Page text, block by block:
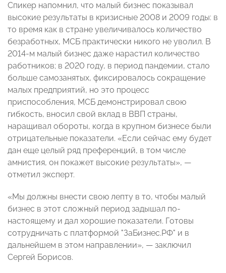
Спикер напомнил, что малый бизнес показывал
высокие результаты в кризисные 2008 и 2009 годы: в
то время как в стране увеличивалось количество
безработных, МСБ практически никого не уволил. В
2014-м малый бизнес даже нарастил количество
работников; в 2020 году, в период пандемии, стало
больше самозанятых, фиксировалось сокращение
малых предприятий, но это процесс
приспособления, МСБ демонстрировал свою
гибкость, вносил свой вклад в ВВП страны,
наращивал обороты, когда в крупном бизнесе были
отрицательные показатели. «Если сейчас ему будет
дан еще целый ряд преференций, в том числе
амнистия, он покажет высокие результаты», —
отметил эксперт.
«Мы должны внести свою лепту в то, чтобы малый
бизнес в этот сложный период задышал по-
настоящему и дал хорошие показатели. Готовы
сотрудничать с платформой "ЗаБизнес.РФ" и в
дальнейшем в этом направлении», — заключил
Сергей Борисов.